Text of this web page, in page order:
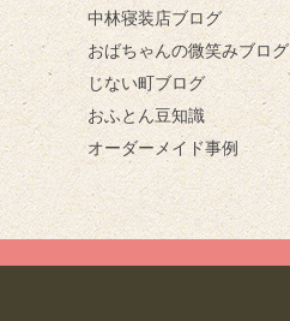
中林寝装店ブログ
おばちゃんの微笑みブログ
じない町ブログ
おふとん豆知識
オーダーメイド事例